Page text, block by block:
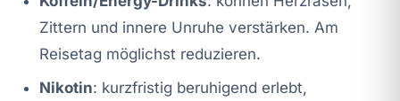
Zittern und innere Unruhe verstärken. Am
Reisetag möglichst reduzieren.
Nikotin: kurzfristig beruhigend erlebt,